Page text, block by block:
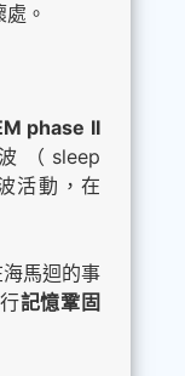
。
phase II
（sleep
活動，在
馬迴的事
記憶鞏固